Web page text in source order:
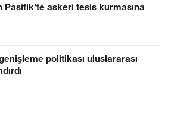
Pasifik’te askeri tesis kurmasına
politikası uluslararası